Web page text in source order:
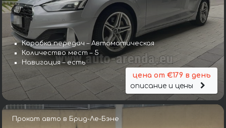
Коробка передач – Автоматическая
Количество мест – 5
Навигация – есть
цена от €179 в день
описание и цены
Прокат авто в Брид-Ле-Бэне